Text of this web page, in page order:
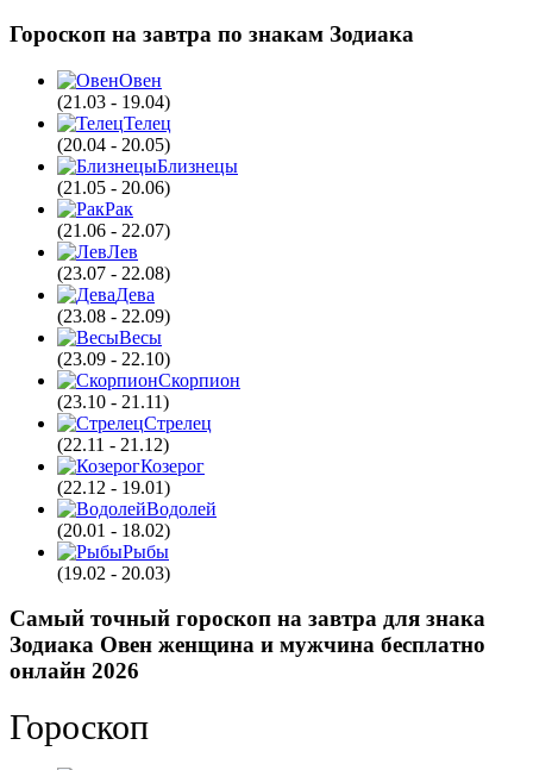
Гороскоп на завтра по знакам Зодиака
Овен
(21.03 - 19.04)
Телец
(20.04 - 20.05)
Близнецы
(21.05 - 20.06)
Рак
(21.06 - 22.07)
Лев
(23.07 - 22.08)
Дева
(23.08 - 22.09)
Весы
(23.09 - 22.10)
Скорпион
(23.10 - 21.11)
Стрелец
(22.11 - 21.12)
Козерог
(22.12 - 19.01)
Водолей
(20.01 - 18.02)
Рыбы
(19.02 - 20.03)
Самый точный гороскоп на завтра для знака
Зодиака Овен женщина и мужчина бесплатно
онлайн 2026
Гороскоп